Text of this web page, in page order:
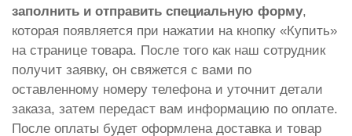
заполнить и отправить специальную форму,
которая появляется при нажатии на кнопку «Купить»
на странице товара. После того как наш сотрудник
получит заявку, он свяжется с вами по
оставленному номеру телефона и уточнит детали
заказа, затем передаст вам информацию по оплате.
После оплаты будет оформлена доставка и товар